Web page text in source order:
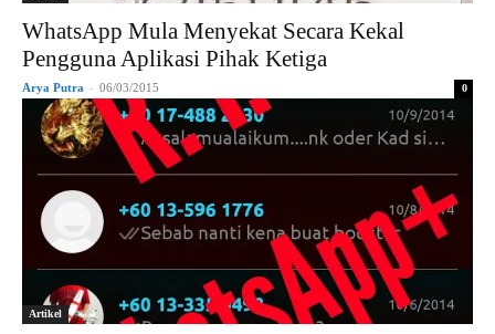
WhatsApp Mula Menyekat Secara Kekal
Pengguna Aplikasi Pihak Ketiga
Arya Putra - 06/03/2015 0
Artikel